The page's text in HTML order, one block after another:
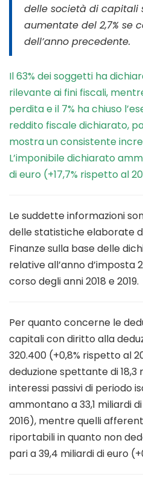
delle società di capitali
aumentate del 2,7% se
dell’anno precedente.
Il 63% dei soggetti ha
rilevante ai fini fiscali,
perdita e il 7% ha chiuso
reddito fiscale dichiarato,
mostra un consistente
L’imponibile dichiarato
di euro (+17,7% rispetto al
Le suddette informazioni
delle statistiche elaborate
Finanze sulla base delle
relative all’anno d’imposta
corso degli anni 2018 e 2019.
Per quanto concerne le
capitali con diritto alla
320.400 (+0,8% rispetto al
deduzione spettante di 18,3
interessi passivi di periodo
ammontano a 33,1 miliardi
2016), mentre quelli
riportabili in quanto non
pari a 39,4 miliardi di euro